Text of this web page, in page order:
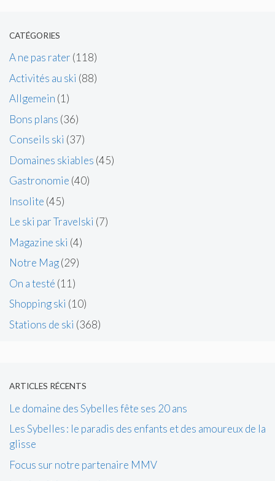
CATÉGORIES
A ne pas rater (118)
Activités au ski (88)
Allgemein (1)
Bons plans (36)
Conseils ski (37)
Domaines skiables (45)
Gastronomie (40)
Insolite (45)
Le ski par Travelski (7)
Magazine ski (4)
Notre Mag(29)
On a testé (11)
Shopping ski (10)
Stations de ski (368)
ARTICLES RÉCENTS
Le domaine des Sybelles fête ses 20 ans
Les Sybelles : le paradis des enfants et des amoureux de la
glisse
Focus sur notre partenaire MMV